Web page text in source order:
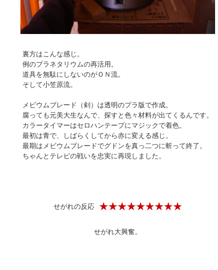
裏方はこんな感じ。
例のプラネタリウムの再活用。
道具を無駄にしないのがＯＮ流。
そして小笠原流。
メビウムブレード（剣）は透明のプラ版で作成。
腐っても元美大生なんで、探すと色々材料が出てくるんです。
カラータイマーはセロハンテープにマジックで着色。
最初は青で、しばらくしてから赤に変える感じ。
最期はメビウムブレードでグドンを真っ二つに斬って終了。
ちゃんとテレビの戦いを忠実に再現しました。
せがれの反応
せがれ大興奮。